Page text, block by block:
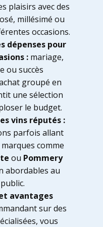
plaisirs avec des
millésimé ou
occasions.
dépenses pour
: mariage,
ou succès
groupé en
une sélection
le budget.
vins réputés :
parfois allant
marques comme
ou Pommery
abordables au
avantages
sur des
vous